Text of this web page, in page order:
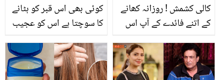
کوئی بھی اس قبر کو ہٹانے
کا سوچتا ہے اس کو عجیب
خواب آتے ہیں ۔۔ سڑک کے
درمیان میں قائم یہ پراسرار
قبر کس کی ہے اور کب سے
کالی کشمش ! روزانہ کھانے
کے اتنے فائدے کے آپ اس
کو سونے کے بھاؤ بھی
خرید لیں گے